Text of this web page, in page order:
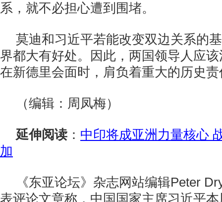
系，就不必担心遭到围堵。
莫迪和习近平若能改变双边关系的
界都大有好处。因此，两国领导人应
在新德里会面时，肩负着重大的历史
（编辑：周凤梅）
延伸阅读 ： 中印将成亚洲力量核心
加
《东亚论坛》杂志网站编辑Peter
表评论文章称，中国国家主席习近平